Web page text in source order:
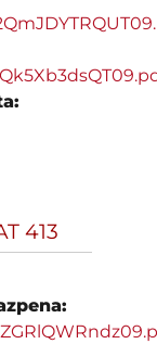
413